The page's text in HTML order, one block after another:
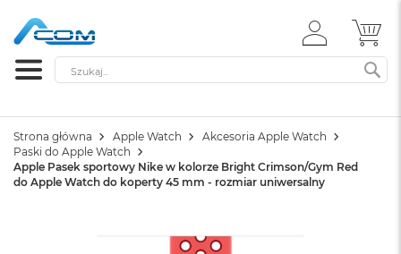
ZALOGUJ
SIĘ
Szukaj
Strona główna Apple Watch
Akcesoria Apple Watch
Paski do Apple Watch
Apple Pasek sportowy Nike w kolorze Bright Crimson/Gym Red
do Apple Watch do koperty 45 mm - rozmiar uniwersalny